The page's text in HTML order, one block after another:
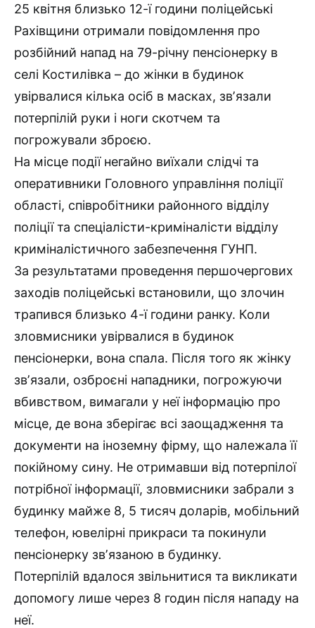
25 квітня близько 12-ї години поліцейські
Рахівщини отримали повідомлення про
розбійний напад на 79-річну пенсіонерку в
селі Костилівка – до жінки в будинок
увірвалися кілька осіб в масках, звʼязали
потерпілій руки і ноги скотчем та
погрожували зброєю.
На місце події негайно виїхали слідчі та
оперативники Головного управління поліції
області, співробітники районного відділу
поліції та спеціалісти-криміналісти відділу
криміналістичного забезпечення ГУНП.
За результатами проведення першочергових
заходів поліцейські встановили, що злочин
трапився близько 4-ї години ранку. Коли
зловмисники увірвалися в будинок
пенсіонерки, вона спала. Після того як жінку
звʼязали, озброєні нападники, погрожуючи
вбивством, вимагали у неї інформацію про
місце, де вона зберігає всі заощадження та
документи на іноземну фірму, що належала її
покійному сину. Не отримавши від потерпілої
потрібної інформації, зловмисники забрали з
будинку майже 8, 5 тисяч доларів, мобільний
телефон, ювелірні прикраси та покинули
пенсіонерку звʼязаною в будинку.
Потерпілій вдалося звільнитися та викликати
допомогу лише через 8 годин після нападу на
неї.